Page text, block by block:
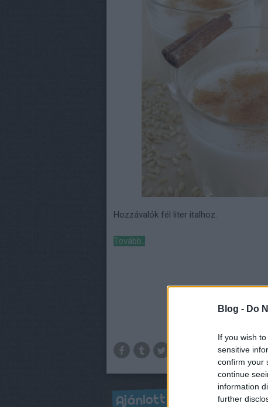
Blog - Do
If you wish
sensitive
confirm your
continue
information
further
Hozzávalók fél liter italhoz:
Tovább..
Ajánlott bejegyzések: